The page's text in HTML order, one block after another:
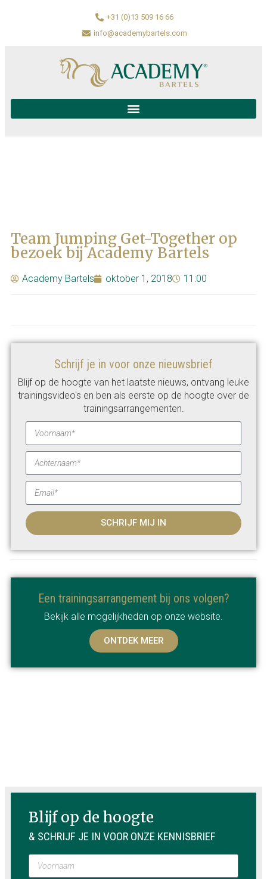
+31 (0)13 509 16 66
info@academybartels.com
Team Jumping Get-Together op
bezoek bij Academy Bartels
Academy Bartels oktober 1, 2018 11:00
Schrijf je in voor onze nieuwsbrief
Blijf op de hoogte van het laatste nieuws, ontvang leuke
trainingsvideo's en ben als eerste op de hoogte over de
trainingsarrangementen.
SCHRIJF MIJ IN
Een trainingsarrangement bij ons volgen?
Bekijk alle mogelijkheden op onze website.
ONTDEK MEER
Blijf op de hoogte
& SCHRIJF JE IN VOOR ONZE KENNISBRIEF